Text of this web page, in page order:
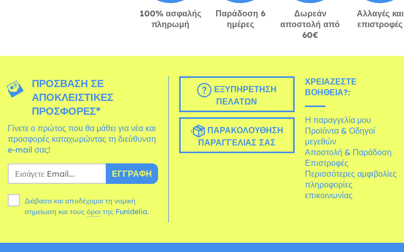
100% ασφαλής
πληρωμή
Παράδοση 6
ημέρες
Δωρεάν
αποστολή από
60€
Αλλαγές και
επιστροφές
ΠΡΌΣΒΑΣΗ ΣΕ
ΑΠΟΚΛΕΙΣΤΙΚΈΣ
ΠΡΟΣΦΟΡΈΣ*
Γίνετε ο πρώτος που θα μάθει για νέα και
προσφορές καταχωρώντας τη διεύθυνση
e-mail σας!
ΕΓΓΡΑΦΉ
Διάβασα και αποδέχομαι τη νομική
σημείωση και τους όροι της Funidelia.
ΕΞΥΠΗΡΈΤΗΣΗ
ΠΕΛΑΤΏΝ
ΠΑΡΑΚΟΛΟΎΘΗΣΗ
ΠΑΡΑΓΓΕΛΊΑΣ ΣΑΣ
ΧΡΕΙΆΖΕΣΤΕ
ΒΟΉΘΕΙΑ?:
Η παραγγελία μου
Προϊόντα & Οδηγοί
μεγεθών
Αποστολή & Παράδοση
Επιστροφές
Περισσότερες αμφιβολίες
πληροφορίες
επικοινωνίας